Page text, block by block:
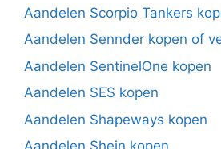
Aandelen Scorpio Tankers
Aandelen Sennder kopen of
Aandelen SentinelOne kopen
Aandelen SES kopen
Aandelen Shapeways kopen